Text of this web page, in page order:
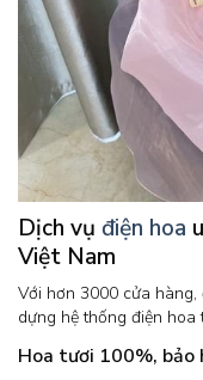
Dịch vụ điện hoa
Việt Nam
Với hơn 3000 cửa
dựng hệ thống điện hoa
Hoa tươi 100%, bảo